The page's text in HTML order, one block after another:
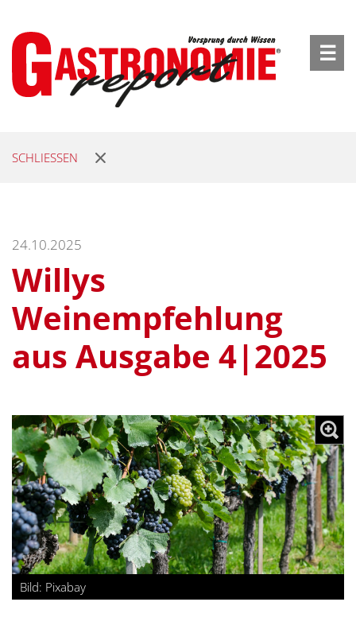
☰
SCHLIESSEN
24.10.2025
Willys
Weinempfehlung
aus Ausgabe 4|2025
Bild: Pixabay